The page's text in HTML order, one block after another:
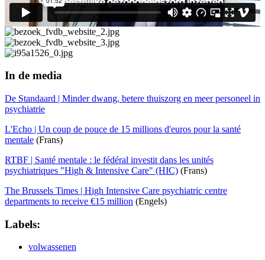
In de media
De Standaard | Minder dwang, betere thuiszorg en meer personeel in
psychiatrie
L'Echo | Un coup de pouce de 15 millions d'euros pour la santé
mentale (Frans)
RTBF | Santé mentale : le fédéral investit dans les unités
psychiatriques "High & Intensive Care" (HIC) (Frans)
The Brussels Times | High Intensive Care psychiatric centre
departments to receive €15 million (Engels)
Labels:
volwassenen